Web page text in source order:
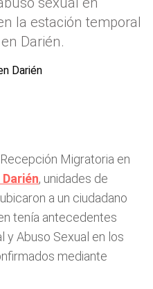
la estación temporal
Darién.
Migratoria en
, unidades de
a un ciudadano
tenía antecedentes
y Abuso Sexual en los
mediante